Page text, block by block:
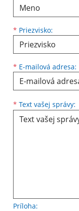
* Priezvisko:
* E-mailová adresa:
* Text vašej správy:
Príloha: